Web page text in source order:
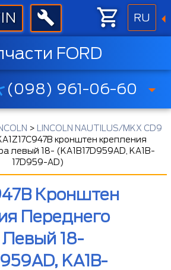
RU
FORD
(098) 961-06-60
>
LINCOLN NAUTILUS/MKX CD9
кронштен крепления
левый 18- (KA1B17D959AD, KA1B-
17D959-AD)
Кронштен
Переднего
18-
KA1B-